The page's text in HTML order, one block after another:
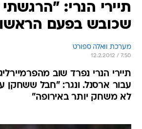
תיירי הנרי:
שכובש בפעם
מערכת וואלה ספורט
12.2.2012 / 7:50
תיירי הנרי נפרד שוב
עבור ארסנל. ונגר: "חבל ששחקן
לא משחק יותר באירופה"